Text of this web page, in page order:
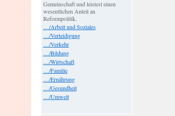
Gemeinschaft und leistest einen
wesentlichen Anteil an
Reformpolitik.
…/Arbeit und Soziales
…/Verteidigung
…/Verkehr
…/Bildung
…/Wirtschaft
…/Familie
…/Ernährung
…/Gesundheit
…/Umwelt